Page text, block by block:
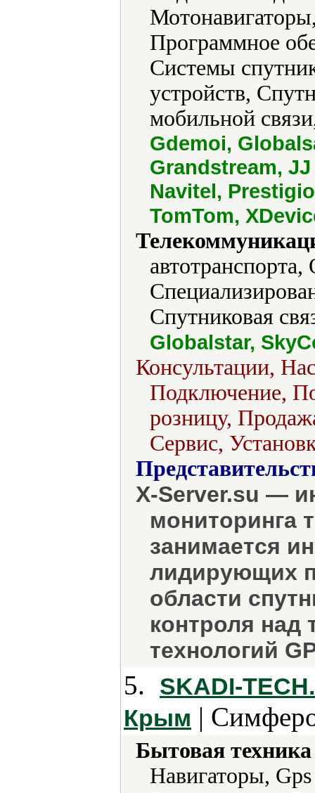
Программное
Системы
устройств,
мобильной
Gdemoi,
Grandstream,
Navitel,
TomTom,
Спутниковая
Globalstar,
Консультации,
Подключение,
розницу,
Сервис,
X-Server.su —
мониторинга
занимается
лидирующих
области
контроля над
технологий
5.
SKADI-
Крым |
Бытовая
Навигаторы,